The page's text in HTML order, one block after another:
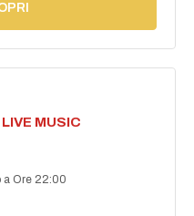
MUSIC
a Ore 22:00